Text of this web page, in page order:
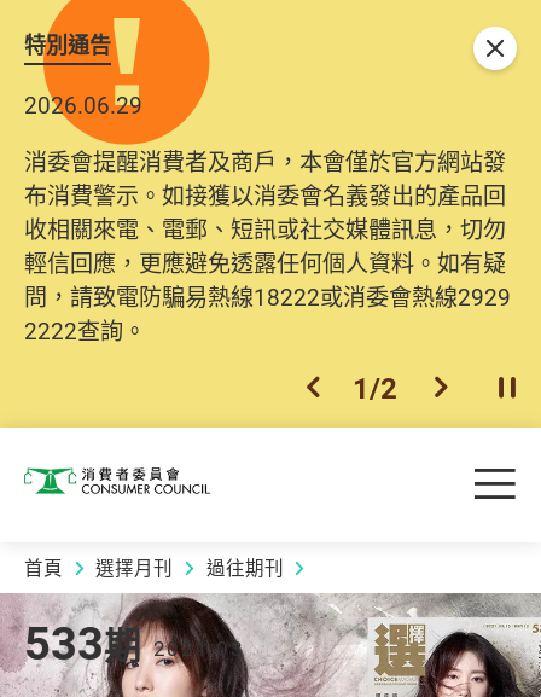
特別通告
2026.06.29
消委會提醒消費者及商戶，本會僅於官方網站發
布消費警示。如接獲以消委會名義發出的產品回
收相關來電、電郵、短訊或社交媒體訊息，切勿
輕信回應，更應避免透露任何個人資料。如有疑
問，請致電防騙易熱線18222或消委會熱線2929
2222查詢。
上一個
1/2 下一個開
關閉
消費者委員會 目
首頁 選擇月刊 過往期刊
2021.03 | 533期
533期 2021.03